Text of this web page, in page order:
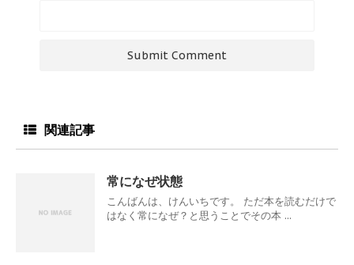
関連記事
常になぜ状態
こんばんは、けんいちです。 ただ本を読むだけで
はなく常になぜ？と思うことでその本 ...